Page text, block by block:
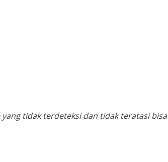
tidak terdeteksi dan tidak teratasi